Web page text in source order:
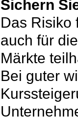
Sichern
Das Risiko
auch für
Märkte
Bei guter